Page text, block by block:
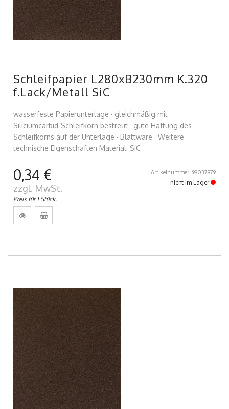
Schleifpapier L280xB230mm K.320
f.Lack/Metall SiC
wasserfeste Papierunterlage · gleichmäßig mit
Siliciumcarbid-Schleifkorn bestreut · gute Haftung des
Schleifkorns auf der Unterlage · Blattware · Weitere
technische Eigenschaften Material: SiC
0,34 €
zzgl. MwSt.
Preis für 1 Stück.
Artikelnummer: 99037979
nicht im Lager